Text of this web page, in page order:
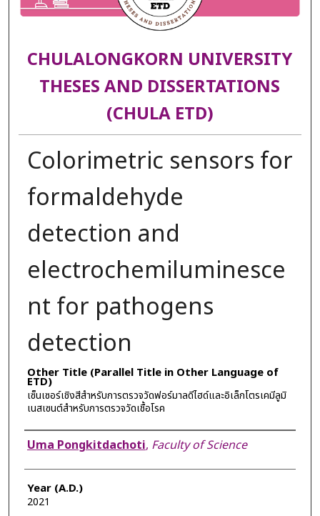
CHULALONGKORN UNIVERSITY
THESES AND DISSERTATIONS
(CHULA ETD)
Colorimetric sensors for
formaldehyde
detection and
electrochemiluminesce
nt for pathogens
detection
Other Title (Parallel Title in Other Language of
ETD)
เซ็นเซอร์เชิงสีสำหรับการตรวจวัดฟอร์มาลดีไฮด์และอิเล็กโตรเคมีลูมิ
เนสเซนต์สำหรับการตรวจวัดเชื้อโรค
Author
Uma Pongkitdachoti, Faculty of Science
Year (A.D.)
2021